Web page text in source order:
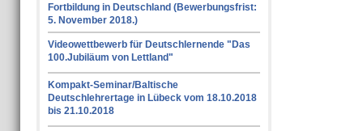
Fortbildung in Deutschland (Bewerbungsfrist:
5. November 2018.)
Videowettbewerb für Deutschlernende "Das
100.Jubiläum von Lettland"
Kompakt-Seminar/Baltische
Deutschlehrertage in Lübeck vom 18.10.2018
bis 21.10.2018